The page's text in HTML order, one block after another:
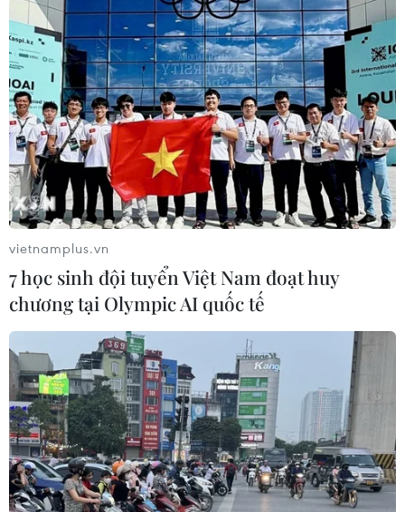
Mỹ: Hàng chục người bị ngộ độc do rò rỉ
khí CO tại New York
14/06/2017 02:22
Nhà chức trách Mỹ cho biết một vụ rò rỉ khí CO tại một
tòa nhà gần Trung tâm Thương mại Thế giới (WTC) đã
khiến 32 người bị ngộ độc và khiến một số tòa nhà lân
cận tại Manhattan phải đóng cửa.
vietnamplus.vn
7 học sinh đội tuyển Việt Nam đoạt huy
chương tại Olympic AI quốc tế